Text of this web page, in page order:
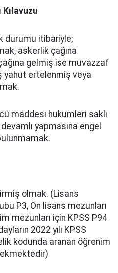
Kılavuzu
durumu itibariyle;
askerlik çağına
gelmiş ise muvazzaf
yahut ertelenmiş veya
maddesi hükümleri saklı
yapmasına engel
olmak. (Lisans
P3, Ön lisans mezunları
mezunları için KPSS P94
2022 yılı KPSS
kodunda aranan öğrenim